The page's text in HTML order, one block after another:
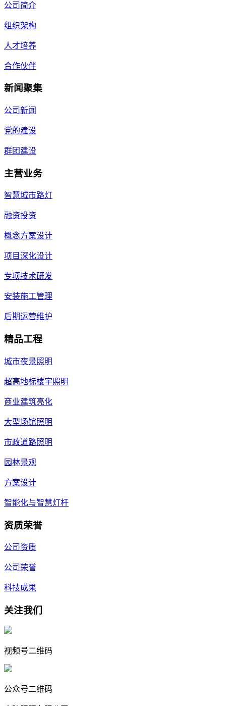
公司简介
组织架构
人才培养
合作伙伴
新闻聚集
公司新闻
党的建设
群团建设
主营业务
智慧城市路灯
融资投资
概念方案设计
项目深化设计
专项技术研发
安装施工管理
后期运营维护
精品工程
城市夜景照明
超高地标楼宇照明
商业建筑亮化
大型场馆照明
市政道路照明
园林景观
方案设计
智能化与智慧灯杆
资质荣誉
公司资质
公司荣誉
科技成果
关注我们
视频号二维码
公众号二维码